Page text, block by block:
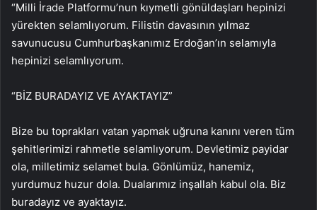
“Milli İrade Platformu’nun kıymetli gönüldaşları hepinizi
yürekten selamlıyorum. Filistin davasının yılmaz
savunucusu Cumhurbaşkanımız Erdoğan’ın selamıyla
hepinizi selamlıyorum.
“BİZ BURADAYIZ VE AYAKTAYIZ”
Bize bu toprakları vatan yapmak uğruna kanını veren tüm
şehitlerimizi rahmetle selamlıyorum. Devletimiz payidar
ola, milletimiz selamet bula. Gönlümüz, hanemiz,
yurdumuz huzur dola. Dualarımız inşallah kabul ola. Biz
buradayız ve ayaktayız.